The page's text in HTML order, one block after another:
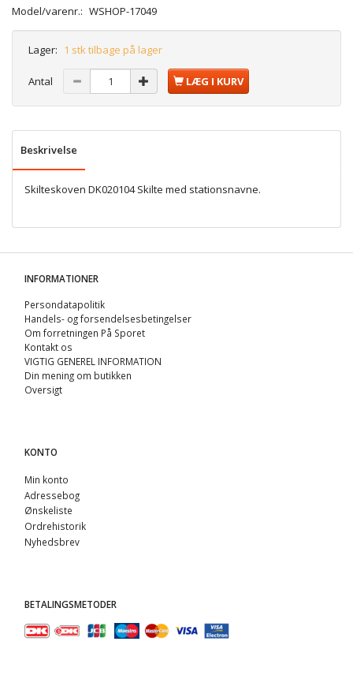
Model/varenr.: WSHOP-17049
Lager: 1 stk tilbage på lager
Antal LÆG I KURV
Beskrivelse
Skilteskoven DK020104 Skilte med stationsnavne.
INFORMATIONER
Persondatapolitik
Handels- og forsendelsesbetingelser
Om forretningen På Sporet
Kontakt os
VIGTIG GENEREL INFORMATION
Din mening om butikken
Oversigt
KONTO
Min konto
Adressebog
Ønskeliste
Ordrehistorik
Nyhedsbrev
BETALINGSMETODER